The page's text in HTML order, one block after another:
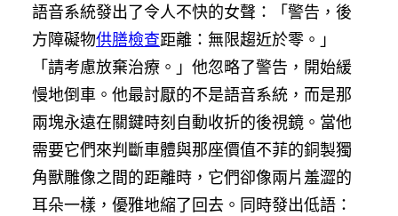
語音系統發出了令人不快的女聲：「警告，後
方障礙物供膳檢查距離：無限趨近於零。」
「請考慮放棄治療。」他忽略了警告，開始緩
慢地倒車。他最討厭的不是語音系統，而是那
兩塊永遠在關鍵時刻自動收折的後視鏡。當他
需要它們來判斷車體與那座價值不菲的銅製獨
角獸雕像之間的距離時，它們卻像兩片羞澀的
耳朵一樣，優雅地縮了回去。同時發出低語：